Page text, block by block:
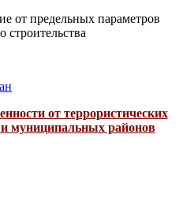
от предельных параметров
строительства
от террористических
и муниципальных районов